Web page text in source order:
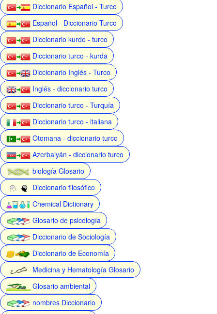
Diccionario Español - Turco
Español - Diccionario Turco
Diccionario kurdo - turco
Diccionario turco - kurda
Diccionario Inglés - Turco
Inglés - diccionario turco
Diccionario turco - Turquía
Diccionario turco - italiana
Otomana - diccionario turco
Azerbaiyán - diccionario turco
biología Glosario
Diccionario filosófico
Chemical Dictionary
Glosario de psicología
Diccionario de Sociología
Diccionario de Economía
Medicina y Hematología Glosario
Glosario ambiental
nombres Diccionario